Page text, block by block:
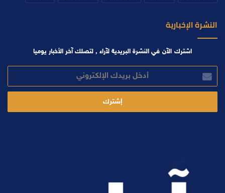
النشرة الإخبارية
اشترك الآن في النشرة البريدية لآراء , لتصلك آخر الأخبار يوميا
أدخل
بريدك
الإلكتروني